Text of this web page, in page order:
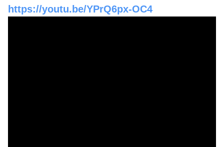
https://youtu.be/YPrQ6px-OC4